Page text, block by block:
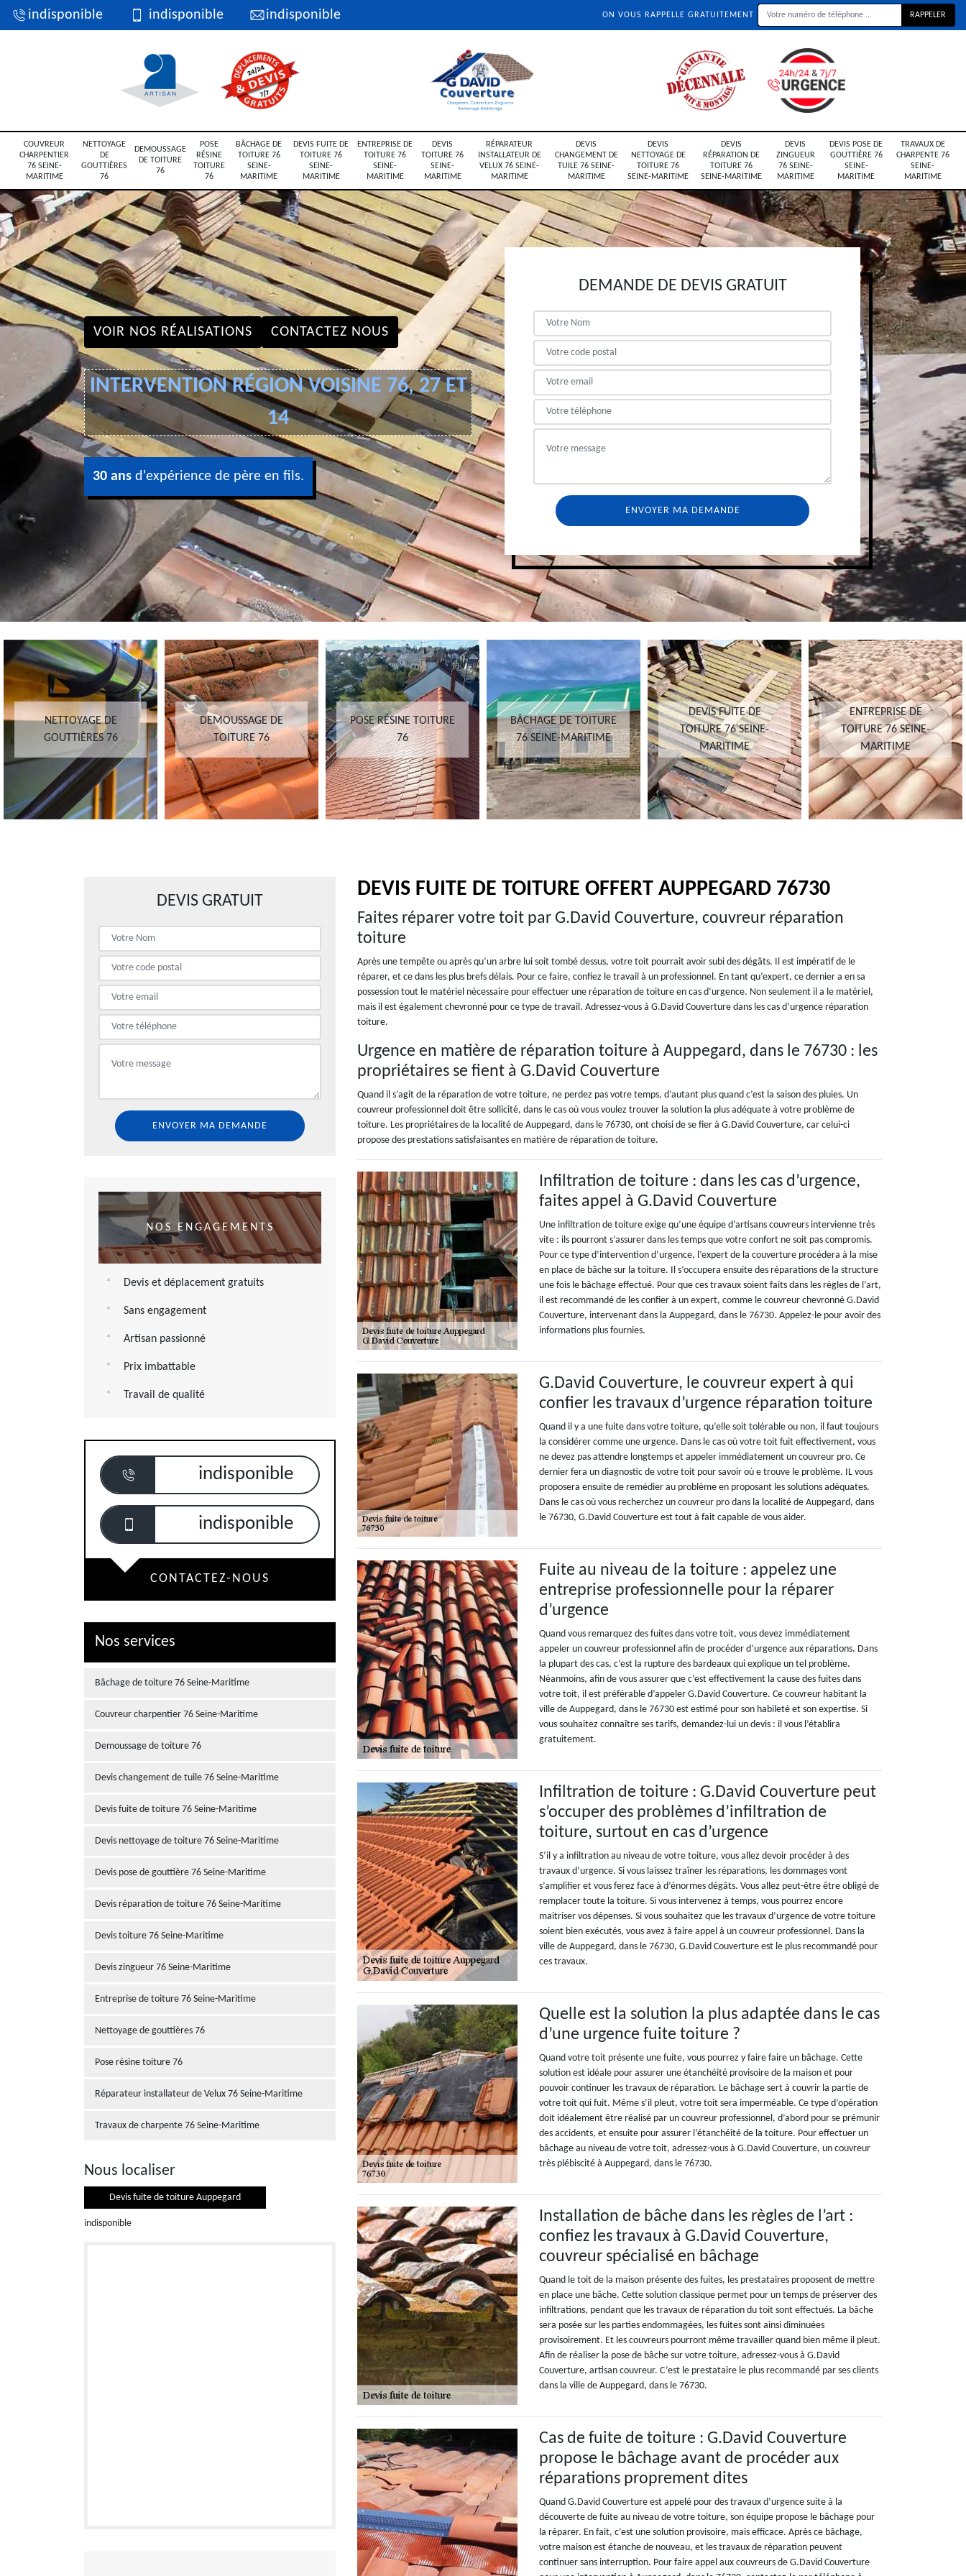
indisponible indisponible indisponible ON VOUS RAPPELLE GRATUITEMENT
COUVREUR
CHARPENTIER
76 SEINE-
MARITIME
NETTOYAGE
DE
GOUTTIÈRES
76
DEMOUSSAGE
DE TOITURE
76
POSE
RÉSINE
TOITURE
76
BÂCHAGE DE
TOITURE 76
SEINE-
MARITIME
DEVIS FUITE DE
TOITURE 76
SEINE-
MARITIME
ENTREPRISE DE
TOITURE 76
SEINE-
MARITIME
DEVIS
TOITURE 76
SEINE-
MARITIME
RÉPARATEUR
INSTALLATEUR DE
VELUX 76 SEINE-
MARITIME
DEVIS
CHANGEMENT DE
TUILE 76 SEINE-
MARITIME
DEVIS
NETTOYAGE DE
TOITURE 76
SEINE-MARITIME
DEVIS
RÉPARATION DE
TOITURE 76
SEINE-MARITIME
DEVIS
ZINGUEUR
76 SEINE-
MARITIME
DEVIS POSE DE
GOUTTIÈRE 76
SEINE-
MARITIME
TRAVAUX DE
CHARPENTE 76
SEINE-
MARITIME
VOIR NOS RÉALISATIONS CONTACTEZ NOUS
INTERVENTION RÉGION VOISINE 76, 27 ET
14
30 ans d'expérience de père en fils.
DEMANDE DE DEVIS GRATUIT
NETTOYAGE DE
GOUTTIÈRES 76
DEMOUSSAGE DE
TOITURE 76
POSE RÉSINE TOITURE
76
BÂCHAGE DE TOITURE
76 SEINE-MARITIME
DEVIS FUITE DE
TOITURE 76 SEINE-
MARITIME
ENTREPRISE DE
TOITURE 76 SEINE-
MARITIME
DEVIS GRATUIT
NOS ENGAGEMENTS
Devis et déplacement gratuits
Sans engagement
Artisan passionné
Prix imbattable
Travail de qualité
indisponible
indisponible
CONTACTEZ-NOUS
Nos services
Bâchage de toiture 76 Seine-Maritime
Couvreur charpentier 76 Seine-Maritime
Demoussage de toiture 76
Devis changement de tuile 76 Seine-Maritime
Devis fuite de toiture 76 Seine-Maritime
Devis nettoyage de toiture 76 Seine-Maritime
Devis pose de gouttière 76 Seine-Maritime
Devis réparation de toiture 76 Seine-Maritime
Devis toiture 76 Seine-Maritime
Devis zingueur 76 Seine-Maritime
Entreprise de toiture 76 Seine-Maritime
Nettoyage de gouttières 76
Pose résine toiture 76
Réparateur installateur de Velux 76 Seine-Maritime
Travaux de charpente 76 Seine-Maritime
Nous localiser
Devis fuite de toiture Auppegard
indisponible
DEVIS FUITE DE TOITURE OFFERT AUPPEGARD 76730
Faites réparer votre toit par G.David Couverture, couvreur réparation
toiture
Après une tempête ou après qu’un arbre lui soit tombé dessus, votre toit pourrait avoir subi des dégâts. Il est impératif de le
réparer, et ce dans les plus brefs délais. Pour ce faire, confiez le travail à un professionnel. En tant qu’expert, ce dernier a en sa
possession tout le matériel nécessaire pour effectuer une réparation de toiture en cas d’urgence. Non seulement il a le matériel,
mais il est également chevronné pour ce type de travail. Adressez-vous à G.David Couverture dans les cas d’urgence réparation
toiture.
Urgence en matière de réparation toiture à Auppegard, dans le 76730 : les
propriétaires se fient à G.David Couverture
Quand il s’agit de la réparation de votre toiture, ne perdez pas votre temps, d’autant plus quand c’est la saison des pluies. Un
couvreur professionnel doit être sollicité, dans le cas où vous voulez trouver la solution la plus adéquate à votre problème de
toiture. Les propriétaires de la localité de Auppegard, dans le 76730, ont choisi de se fier à G.David Couverture, car celui-ci
propose des prestations satisfaisantes en matière de réparation de toiture.
Infiltration de toiture : dans les cas d’urgence,
faites appel à G.David Couverture
Une infiltration de toiture exige qu’une équipe d’artisans couvreurs intervienne très
vite : ils pourront s’assurer dans les temps que votre confort ne soit pas compromis.
Pour ce type d’intervention d’urgence, l’expert de la couverture procédera à la mise
en place de bâche sur la toiture. Il s’occupera ensuite des réparations de la structure
une fois le bâchage effectué. Pour que ces travaux soient faits dans les règles de l’art,
il est recommandé de les confier à un expert, comme le couvreur chevronné G.David
Couverture, intervenant dans la Auppegard, dans le 76730. Appelez-le pour avoir des
informations plus fournies.
G.David Couverture, le couvreur expert à qui
confier les travaux d’urgence réparation toiture
Quand il y a une fuite dans votre toiture, qu’elle soit tolérable ou non, il faut toujours
la considérer comme une urgence. Dans le cas où votre toit fuit effectivement, vous
ne devez pas attendre longtemps et appeler immédiatement un couvreur pro. Ce
dernier fera un diagnostic de votre toit pour savoir où e trouve le problème. IL vous
proposera ensuite de remédier au problème en proposant les solutions adéquates.
Dans le cas où vous recherchez un couvreur pro dans la localité de Auppegard, dans
le 76730, G.David Couverture est tout à fait capable de vous aider.
Fuite au niveau de la toiture : appelez une
entreprise professionnelle pour la réparer
d’urgence
Quand vous remarquez des fuites dans votre toit, vous devez immédiatement
appeler un couvreur professionnel afin de procéder d’urgence aux réparations. Dans
la plupart des cas, c’est la rupture des bardeaux qui explique un tel problème.
Néanmoins, afin de vous assurer que c’est effectivement la cause des fuites dans
votre toit, il est préférable d’appeler G.David Couverture. Ce couvreur habitant la
ville de Auppegard, dans le 76730 est estimé pour son habileté et son expertise. Si
vous souhaitez connaître ses tarifs, demandez-lui un devis : il vous l’établira
gratuitement.
Infiltration de toiture : G.David Couverture peut
s’occuper des problèmes d’infiltration de
toiture, surtout en cas d’urgence
S’il y a infiltration au niveau de votre toiture, vous allez devoir procéder à des
travaux d’urgence. Si vous laissez traîner les réparations, les dommages vont
s’amplifier et vous ferez face à d’énormes dégâts. Vous allez peut-être être obligé de
remplacer toute la toiture. Si vous intervenez à temps, vous pourrez encore
maitriser vos dépenses. Si vous souhaitez que les travaux d’urgence de votre toiture
soient bien exécutés, vous avez à faire appel à un couvreur professionnel. Dans la
ville de Auppegard, dans le 76730, G.David Couverture est le plus recommandé pour
ces travaux.
Quelle est la solution la plus adaptée dans le cas
d’une urgence fuite toiture ?
Quand votre toit présente une fuite, vous pourrez y faire faire un bâchage. Cette
solution est idéale pour assurer une étanchéité provisoire de la maison et pour
pouvoir continuer les travaux de réparation. Le bâchage sert à couvrir la partie de
votre toit qui fuit. Même s’il pleut, votre toit sera imperméable. Ce type d’opération
doit idéalement être réalisé par un couvreur professionnel, d’abord pour se prémunir
des accidents, et ensuite pour assurer l’étanchéité de la toiture. Pour effectuer un
bâchage au niveau de votre toit, adressez-vous à G.David Couverture, un couvreur
très plébiscité à Auppegard, dans le 76730.
Installation de bâche dans les règles de l’art :
confiez les travaux à G.David Couverture,
couvreur spécialisé en bâchage
Quand le toit de la maison présente des fuites, les prestataires proposent de mettre
en place une bâche. Cette solution classique permet pour un temps de préserver des
infiltrations, pendant que les travaux de réparation du toit sont effectués. La bâche
sera posée sur les parties endommagées, les fuites sont ainsi diminuées
provisoirement. Et les couvreurs pourront même travailler quand bien même il pleut.
Afin de réaliser la pose de bâche sur votre toiture, adressez-vous à G.David
Couverture, artisan couvreur. C’est le prestataire le plus recommandé par ses clients
dans la ville de Auppegard, dans le 76730.
Cas de fuite de toiture : G.David Couverture
propose le bâchage avant de procéder aux
réparations proprement dites
Quand G.David Couverture est appelé pour des travaux d’urgence suite à la
découverte de fuite au niveau de votre toiture, son équipe propose le bâchage pour
la réparer. En fait, c’est une solution provisoire, mais efficace. Après ce bâchage,
votre maison est étanche de nouveau, et les travaux de réparation peuvent
continuer sans interruption. Pour faire appel aux couvreurs de G.David Couverture